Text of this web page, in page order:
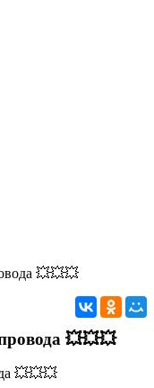
💥💥💥
💥💥💥